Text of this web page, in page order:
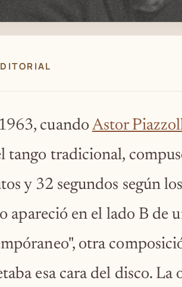
cuando Astor
tango tradicional,
y 32 segundos según
apareció en el lado B de
otra
esa cara del disco.